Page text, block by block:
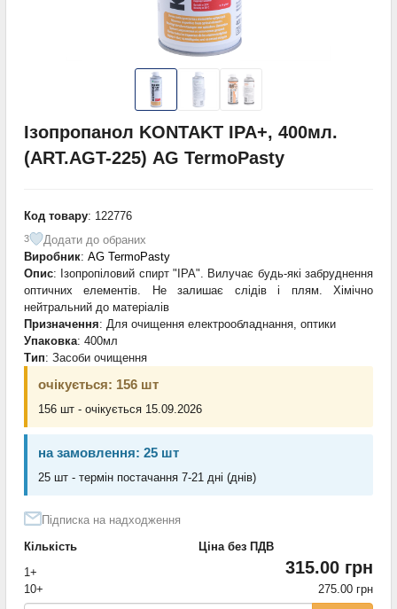
Ізопропанол KONTAKT IPA+, 400мл.
(ART.AGT-225) AG TermoPasty
Код товару: 122776
3
Додати до обраних
Виробник: AG TermoPasty
Опис: Ізопропіловий спирт "IPA". Вилучає будь-які забруднення
оптичних елементів. Не залишає слідів і плям. Хімічно
нейтральний до матеріалів
Призначення: Для очищення електрообладнання, оптики
Упаковка: 400мл
Тип: Засоби очищення
очікується: 156 шт
156 шт - очікується 15.09.2026
на замовлення: 25 шт
25 шт - термін постачання 7-21 дні (днів)
Підписка на надходження
Кількість
Ціна без ПДВ
1+
315.00 грн
10+ 275.00 грн